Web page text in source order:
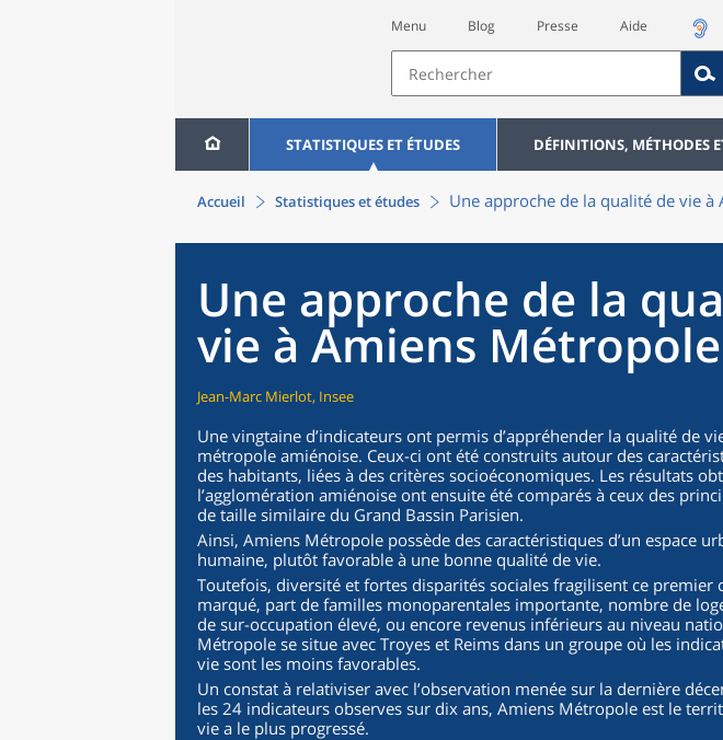
Menu Blog Presse Aide
STATISTIQUES ET ÉTUDES DÉFINITIONS, MÉTHODES
Accueil Statistiques et études Une approche de la qualité de vie
Une approche de la
vie à Amiens Métropole
Jean-Marc Mierlot, Insee
Une vingtaine d’indicateurs ont permis d’appréhender la qualité de
métropole amiénoise. Ceux-ci ont été construits autour des
des habitants, liées à des critères socioéconomiques. Les résultats
l’agglomération amiénoise ont ensuite été comparés à ceux des
de taille similaire du Grand Bassin Parisien.
Ainsi, Amiens Métropole possède des caractéristiques d’un espace
humaine, plutôt favorable à une bonne qualité de vie.
Toutefois, diversité et fortes disparités sociales fragilisent ce premier
marqué, part de familles monoparentales importante, nombre de
de sur-occupation élevé, ou encore revenus inférieurs au niveau
Métropole se situe avec Troyes et Reims dans un groupe où les
vie sont les moins favorables.
Un constat à relativiser avec l’observation menée sur la dernière
les 24 indicateurs observes sur dix ans, Amiens Métropole est le
vie a le plus progressé.